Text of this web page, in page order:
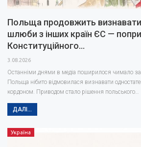
Польща продовжить визнавати
шлюби з інших країн ЄС —
Конституційного…
3.08.2026
Останніми днями в медіа поширилося чимало
Польща нібито відмовилася визнавати
кордоном. Приводом стало рішення польського…
ДАЛІ...
Україна